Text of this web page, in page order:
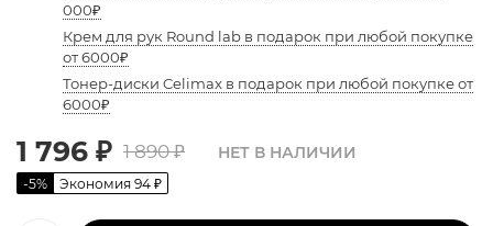
000₽
Крем для рук Round lab в подарок при любой покупке
от 6000₽
Тонер-диски Celimax в подарок при любой покупке от
6000₽
1 796 ₽ 1 890₽
-5% Экономия 94 ₽
НЕТ В НАЛИЧИИ